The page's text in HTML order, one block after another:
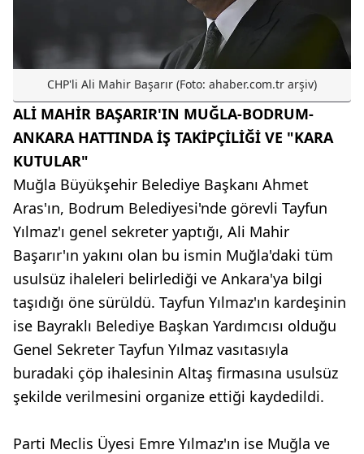
CHP'li Ali Mahir Başarır (Foto: ahaber.com.tr arşiv)
ALİ MAHİR BAŞARIR'IN MUĞLA-BODRUM-
ANKARA HATTINDA İŞ TAKİPÇİLİĞİ VE "KARA
KUTULAR"
Muğla Büyükşehir Belediye Başkanı Ahmet
Aras'ın, Bodrum Belediyesi'nde görevli Tayfun
Yılmaz'ı genel sekreter yaptığı, Ali Mahir
Başarır'ın yakını olan bu ismin Muğla'daki tüm
usulsüz ihaleleri belirlediği ve Ankara'ya bilgi
taşıdığı öne sürüldü. Tayfun Yılmaz'ın kardeşinin
ise Bayraklı Belediye Başkan Yardımcısı olduğu
Genel Sekreter Tayfun Yılmaz vasıtasıyla
buradaki çöp ihalesinin Altaş firmasına usulsüz
şekilde verilmesini organize ettiği kaydedildi.
Parti Meclis Üyesi Emre Yılmaz'ın ise Muğla ve